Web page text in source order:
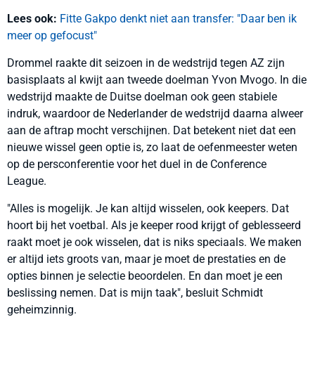
Lees ook: Fitte Gakpo denkt niet aan transfer: "Daar ben ik
meer op gefocust"
Drommel raakte dit seizoen in de wedstrijd tegen AZ zijn
basisplaats al kwijt aan tweede doelman Yvon Mvogo. In die
wedstrijd maakte de Duitse doelman ook geen stabiele
indruk, waardoor de Nederlander de wedstrijd daarna alweer
aan de aftrap mocht verschijnen. Dat betekent niet dat een
nieuwe wissel geen optie is, zo laat de oefenmeester weten
op de persconferentie voor het duel in de Conference
League.
"Alles is mogelijk. Je kan altijd wisselen, ook keepers. Dat
hoort bij het voetbal. Als je keeper rood krijgt of geblesseerd
raakt moet je ook wisselen, dat is niks speciaals. We maken
er altijd iets groots van, maar je moet de prestaties en de
opties binnen je selectie beoordelen. En dan moet je een
beslissing nemen. Dat is mijn taak", besluit Schmidt
geheimzinnig.